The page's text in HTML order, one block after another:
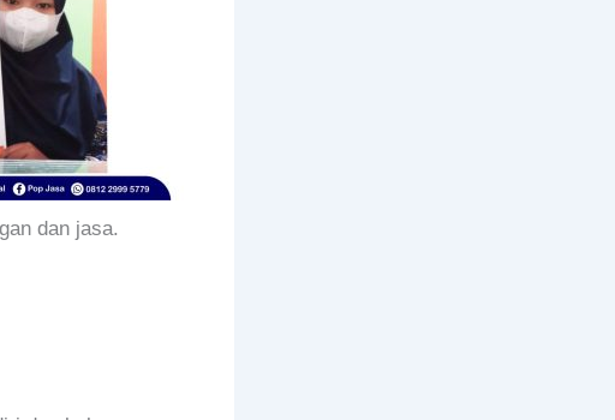
dan jasa.